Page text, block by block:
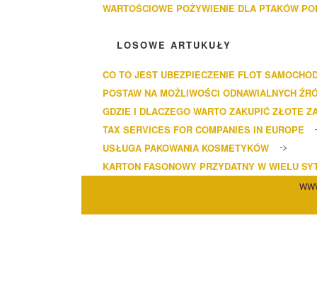
WARTOŚCIOWE POŻYWIENIE DLA PTAKÓW
LOSOWE ARTUKUŁY
CO TO JEST UBEZPIECZENIE FLOT
POSTAW NA MOŻLIWOŚCI ODNAWIALNYCH
GDZIE I DLACZEGO WARTO ZAKUPIĆ ZŁOTE
TAX SERVICES FOR COMPANIES IN EUROPE
USŁUGA PAKOWANIA KOSMETYKÓW
KARTON FASONOWY PRZYDATNY W WIELU